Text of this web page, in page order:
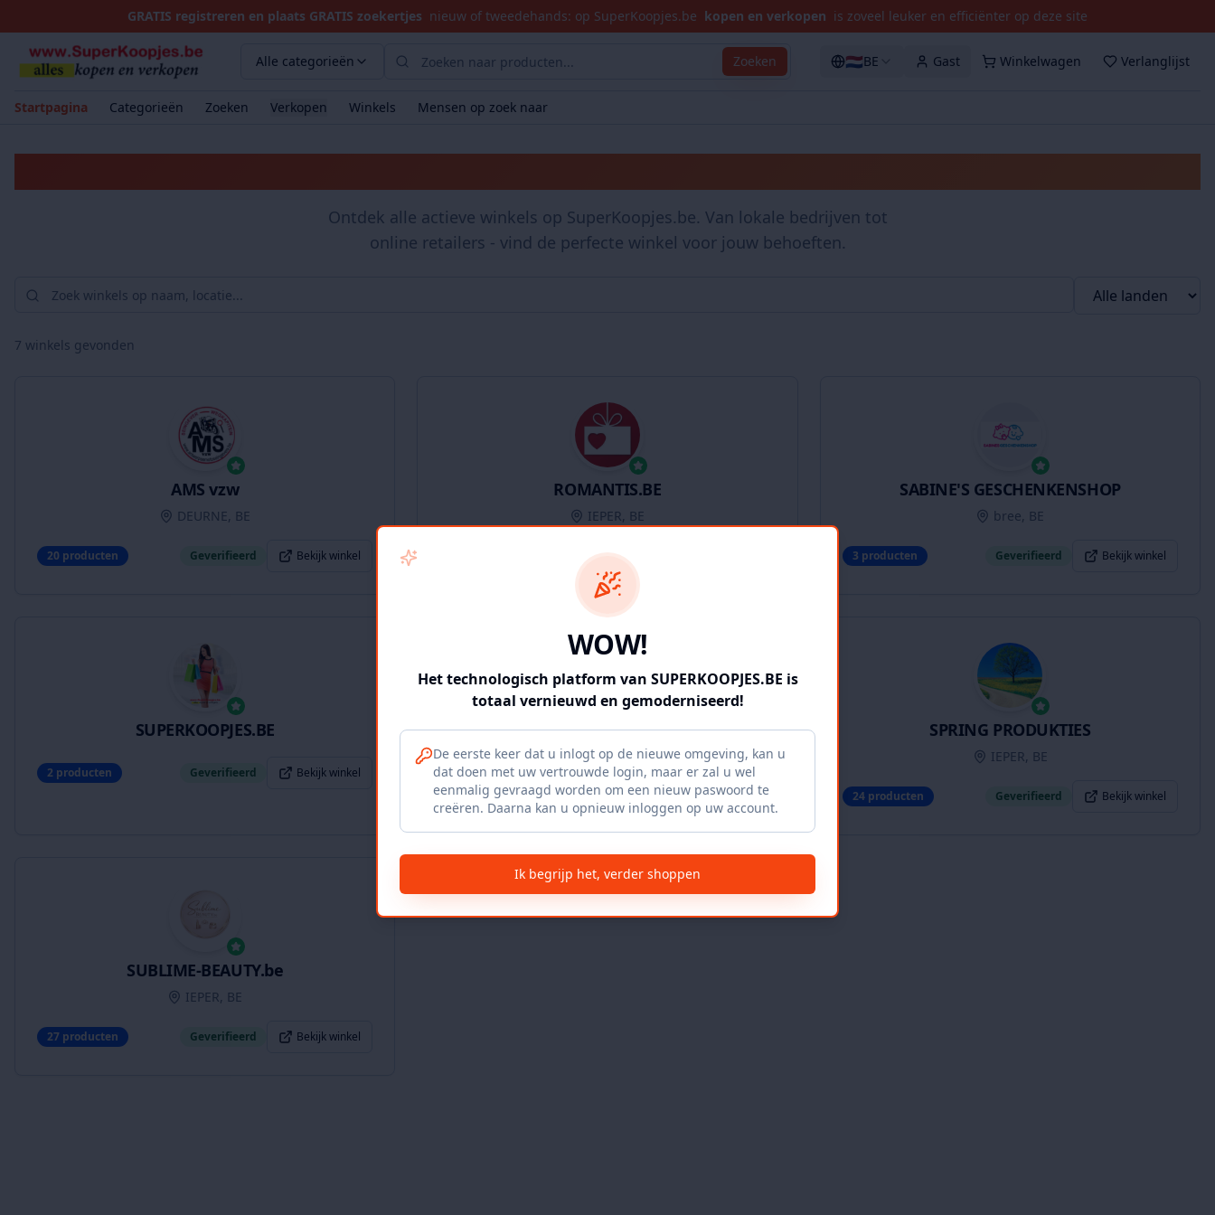
GRATIS registreren en plaats GRATIS zoekertjes nieuw of tweedehands: op SuperKoopjes.be kopen en verkopen is zoveel leuker en efficiënter op deze site
Alle categorieën Zoeken 🇳🇱BE Gast Winkelwagen Verlanglijst
Startpagina Categorieën Zoeken Verkopen Winkels Mensen op zoek naar
Ontdek alle actieve winkels op SuperKoopjes.be. Van lokale bedrijven tot
online retailers - vind de perfecte winkel voor jouw behoeften.
7 winkels gevonden
AMS vzw
DEURNE, BE
20 producten Geverifieerd Bekijk winkel
ROMANTIS.BE
IEPER, BE
Geverifieerd
SABINE'S GESCHENKENSHOP
bree, BE
3 producten Geverifieerd Bekijk winkel
SUPERKOOPJES.BE
2 producten Geverifieerd Bekijk winkel
Iepers Kwartier
Ieper, BE
1120 producten Geverifieerd Bekijk winkel
SPRING PRODUKTIES
IEPER, BE
24 producten Geverifieerd Bekijk winkel
SUBLIME-BEAUTY.be
IEPER, BE
27 producten Geverifieerd Bekijk winkel
WOW!
Het technologisch platform van SUPERKOOPJES.BE is
totaal vernieuwd en gemoderniseerd!
De eerste keer dat u inlogt op de nieuwe omgeving, kan u
dat doen met uw vertrouwde login, maar er zal u wel
eenmalig gevraagd worden om een nieuw paswoord te
creëren. Daarna kan u opnieuw inloggen op uw account.
Ik begrijp het, verder shoppen